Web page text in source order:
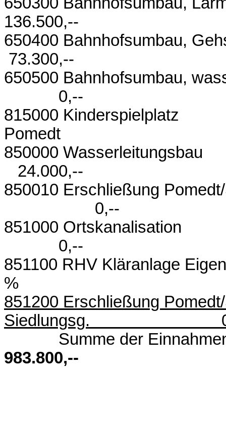
136.500,--
650400 Bahnhofsumbau,
73.300,--
650500
0,--
815000 Kinderspielplatz
850000
24.000,--
850010 Erschließung
0,--
851000
0,--
851100 RHV Kläranlage
%
851200 Erschließung
Siedlungsg.
Summe
983.800,--